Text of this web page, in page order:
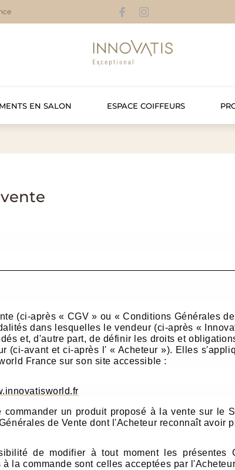
EN SALON ESPACE COIFFEURS
(ci-après « CGV » ou « Conditions Générales
dans lesquelles le vendeur (ci-après «
et, d'autre part, de définir les droits et
(ci-avant et ci-après l' « Acheteur »). Elles
France sur son site accessible :
un produit proposé à la vente sur le
de Vente dont l'Acheteur reconnaît avoir
de modifier à tout moment les présentes
la commande sont celles acceptées par